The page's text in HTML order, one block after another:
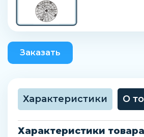
Заказать
Характеристики О
Характеристики товара